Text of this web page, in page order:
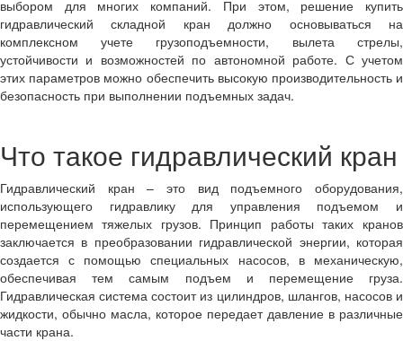
выбором для многих компаний. При этом, решение купить
гидравлический складной кран должно основываться на
комплексном учете грузоподъемности, вылета стрелы,
устойчивости и возможностей по автономной работе. С учетом
этих параметров можно обеспечить высокую производительность и
безопасность при выполнении подъемных задач.
Что такое гидравлический кран
Гидравлический кран – это вид подъемного оборудования,
использующего гидравлику для управления подъемом и
перемещением тяжелых грузов. Принцип работы таких кранов
заключается в преобразовании гидравлической энергии, которая
создается с помощью специальных насосов, в механическую,
обеспечивая тем самым подъем и перемещение груза.
Гидравлическая система состоит из цилиндров, шлангов, насосов и
жидкости, обычно масла, которое передает давление в различные
части крана.